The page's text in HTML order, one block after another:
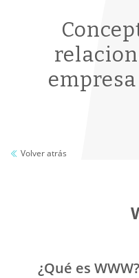
Volver atrás
¿Qué es WWW?